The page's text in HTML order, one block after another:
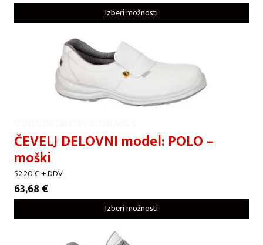
Izberi možnosti
ČEVELJ DELOVNI model: POLO –
moški
52,20€+ DDV
63,68 €
Izberi možnosti